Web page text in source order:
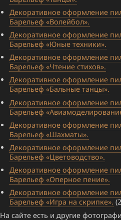
Декоративное оформление
Барельеф «Волейбол».
Декоративное оформление
Барельеф «Юные техники».
Декоративное оформление
Барельеф «Чтение стихов».
Декоративное оформление
Барельеф «Бальные танцы».
Декоративное оформление
Барельеф
Декоративное оформление
Барельеф «Шахматы».
Декоративное оформление
Барельеф «Цветоводство».
Декоративное оформление
Барельеф «Оперное пение».
Декоративное оформление
Барельеф «Игра на скрипке».
На сайте есть и другие